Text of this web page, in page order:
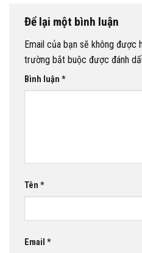
Để lại một bình luận
Email của bạn sẽ không được
trường bắt buộc được đánh
Bình luận *
Tên *
Email *